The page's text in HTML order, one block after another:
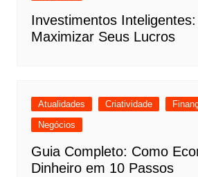
Investimentos
Maximizar Seus Lucros
Atualidades Criatividade
Negócios
Guia Completo: Como
Dinheiro em 10 Passos